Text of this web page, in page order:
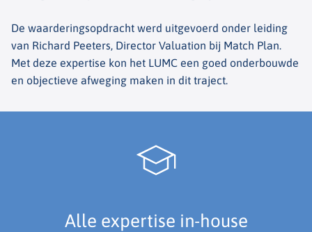
De waarderingsopdracht werd uitgevoerd onder leiding
van Richard Peeters, Director Valuation bij Match Plan.
Met deze expertise kon het LUMC een goed onderbouwde
en objectieve afweging maken in dit traject.
Alle expertise in-house